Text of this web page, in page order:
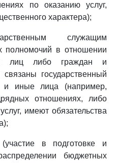
по оказанию услуг,
характера);
служащим
полномочий в отношении
лиц либо граждан и
государственный
и иные лица (например,
отношениях, либо
имеют обязательства
в подготовке и
бюджетных